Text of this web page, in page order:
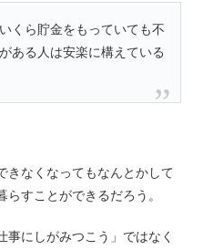
くら貯金をもっていても不
ある人は安楽に構えている
きなくなってもなんとかして
すことができるだろう。
事にしがみつこう」ではなく